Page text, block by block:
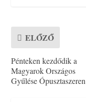
ELŐZŐ
Pénteken kezdődik a
Magyarok Országos
Gyűlése Ópusztaszeren